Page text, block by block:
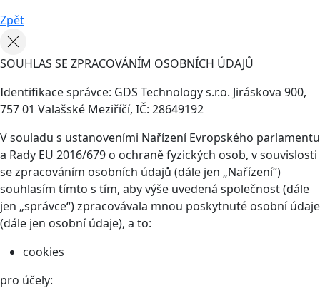
Zpět
SOUHLAS SE ZPRACOVÁNÍM OSOBNÍCH ÚDAJŮ
Identifikace správce: GDS Technology s.r.o. Jiráskova 900,
757 01 Valašské Meziříčí, IČ: 28649192
V souladu s ustanoveními Nařízení Evropského parlamentu
a Rady EU 2016/679 o ochraně fyzických osob, v souvislosti
se zpracováním osobních údajů (dále jen „Nařízení“)
souhlasím tímto s tím, aby výše uvedená společnost (dále
jen „správce“) zpracovávala mnou poskytnuté osobní údaje
(dále jen osobní údaje), a to:
cookies
pro účely: